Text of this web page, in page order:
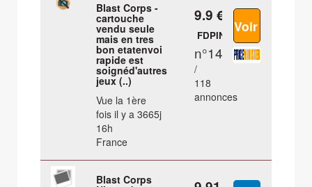
Blast Corps -
cartouche
vendu seule
mais en tres
bon etatenvoi
rapide est
soignéd'autres
jeux (..)
Vue la 1ère
fois il y a 3665j
16h
France
9.9 €
FDPIN
n°14
/
118
annonces
Blast Corps